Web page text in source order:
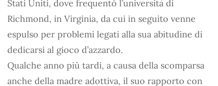
Stati Uniti, dove frequentò l’università di
Richmond, in Virginia, da cui in seguito venne
espulso per problemi legati alla sua abitudine di
dedicarsi al gioco d’azzardo.
Qualche anno più tardi, a causa della scomparsa
anche della madre adottiva, il suo rapporto con